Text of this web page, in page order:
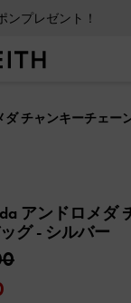
ンプレゼント！
ダ チャンキーチェー
アンドロメダ
グ- シルバー